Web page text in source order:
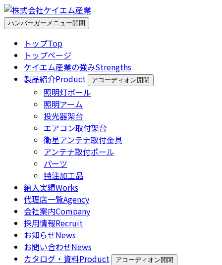
ハンバーガーメニュー開閉
トップTop
トップページ
ケイエム産業の強みStrengths
製品紹介Product アコーディオン開閉
照明灯ポール
照明アーム
投光器架台
エアコン取付架台
衛星アンテナ取付金具
アンテナ取付ポール
パーツ
特注加工品
納入実績Works
代理店一覧Agency
会社案内Company
採用情報Recruit
お知らせNews
お問い合わせNews
カタログ・資料Product アコーディオン開閉